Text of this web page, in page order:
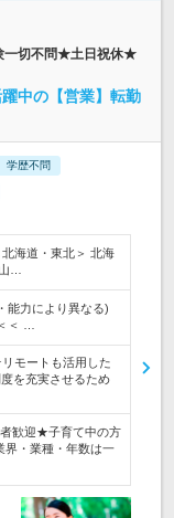
一切不問★土日祝休★
中の【営業】転勤
学歴不問
北海道・東北＞ 北海
…
能力により異なる)
＜ …
モートも活用した
を充実させるため
歓迎★子育て中の方
界・業種・年数は一